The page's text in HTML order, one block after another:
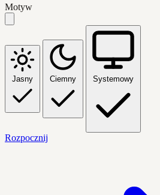
Motyw
Jasny Ciemny Systemowy
Rozpocznij